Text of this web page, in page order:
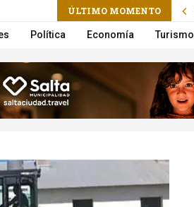
ÚLTIMO MOMENTO
a presidenta
Política Economía Turismo